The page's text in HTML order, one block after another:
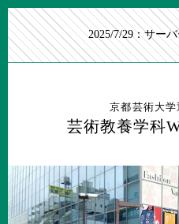
2025/7/29：サー
京都芸術大
芸術教養学科